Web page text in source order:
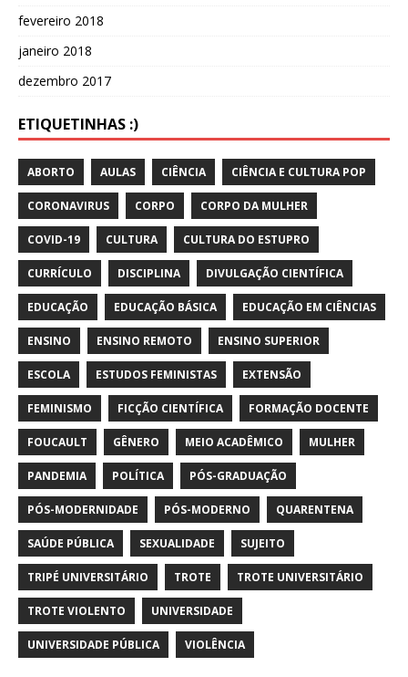
fevereiro 2018
janeiro 2018
dezembro 2017
ETIQUETINHAS :)
ABORTO AULAS CIÊNCIA CIÊNCIA E CULTURA POP
CORONAVIRUS CORPO CORPO DA MULHER
COVID-19 CULTURA CULTURA DO ESTUPRO
CURRÍCULO DISCIPLINA DIVULGAÇÃO CIENTÍFICA
EDUCAÇÃO EDUCAÇÃO BÁSICA EDUCAÇÃO EM CIÊNCIAS
ENSINO ENSINO REMOTO ENSINO SUPERIOR
ESCOLA ESTUDOS FEMINISTAS EXTENSÃO
FEMINISMO FICÇÃO CIENTÍFICA FORMAÇÃO DOCENTE
FOUCAULT GÊNERO MEIO ACADÊMICO MULHER
PANDEMIA POLÍTICA PÓS-GRADUAÇÃO
PÓS-MODERNIDADE PÓS-MODERNO QUARENTENA
SAÚDE PÚBLICA SEXUALIDADE SUJEITO
TRIPÉ UNIVERSITÁRIO TROTE TROTE UNIVERSITÁRIO
TROTE VIOLENTO UNIVERSIDADE
UNIVERSIDADE PÚBLICA VIOLÊNCIA